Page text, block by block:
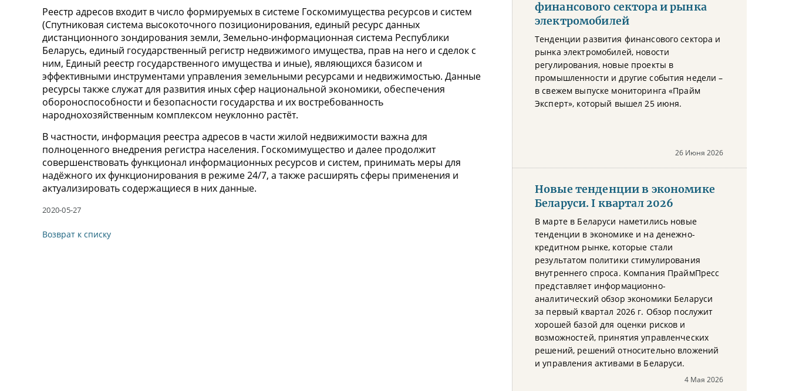
Реестр адресов входит в число формируемых в системе Госкомимущества ресурсов и систем
(Спутниковая система высокоточного позиционирования, единый ресурс данных
дистанционного зондирования земли, Земельно-информационная система Республики
Беларусь, единый государственный регистр недвижимого имущества, прав на него и сделок с
ним, Единый реестр государственного имущества и иные), являющихся базисом и
эффективными инструментами управления земельными ресурсами и недвижимостью. Данные
ресурсы также служат для развития иных сфер национальной экономики, обеспечения
обороноспособности и безопасности государства и их востребованность
народнохозяйственным комплексом неуклонно растёт.
В частности, информация реестра адресов в части жилой недвижимости важна для
полноценного внедрения регистра населения. Госкомимущество и далее продолжит
совершенствовать функционал информационных ресурсов и систем, принимать меры для
надёжного их функционирования в режиме 24/7, а также расширять сферы применения и
актуализировать содержащиеся в них данные.
2020-05-27
Возврат к списку
финансового сектора и рынка
электромобилей
Тенденции развития финансового сектора и
рынка электромобилей, новости
регулирования, новые проекты в
промышленности и другие события недели –
в свежем выпуске мониторинга «Прайм
Эксперт», который вышел 25 июня.
26 Июня 2026
Новые тенденции в экономике
Беларуси. I квартал 2026
В марте в Беларуси наметились новые
тенденции в экономике и на денежно-
кредитном рынке, которые стали
результатом политики стимулирования
внутреннего спроса. Компания ПраймПресс
представляет информационно-
аналитический обзор экономики Беларуси
за первый квартал 2026 г. Обзор послужит
хорошей базой для оценки рисков и
возможностей, принятия управленческих
решений, решений относительно вложений
и управления активами в Беларуси.
4 Мая 2026